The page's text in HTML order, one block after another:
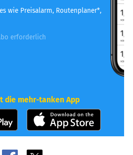
wie Preisalarm, Routenplaner*,
erforderlich
die mehr-tanken App